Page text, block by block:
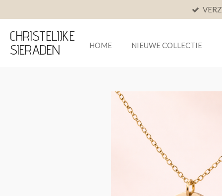
direct
naar
de
hoofdinhoud
CHRISTELIJKE
SIERADEN
HOME NIEUWE COLLECTIE